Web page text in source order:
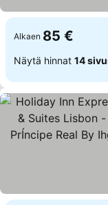
Alkaen 85 €
Näytä hinnat 14